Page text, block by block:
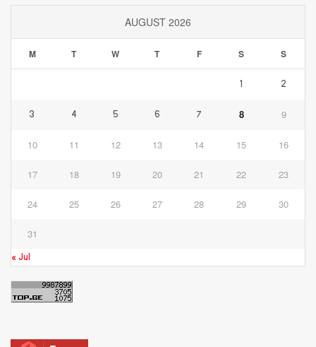
AUGUST 2026
M T W T F S S
1 2
3 4 5 6 7 8 9
10 11 12 13 14 15 16
17 18 19 20 21 22 23
24 25 26 27 28 29 30
31
« Jul